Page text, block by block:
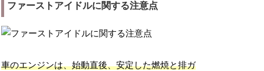
ファーストアイドルに関する注意点
車のエンジンは、始動直後、安定した燃焼と排ガ